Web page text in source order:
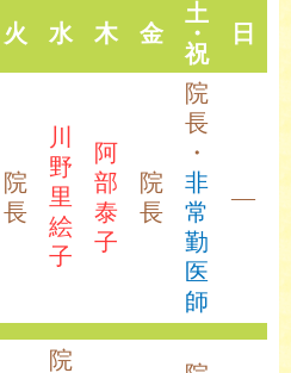
火 水 木 金
土
・
祝
日
院
長
川
野
里
絵
子
阿
部
泰
子
院
長
院
長
・
非
常
勤
医
師
―
院